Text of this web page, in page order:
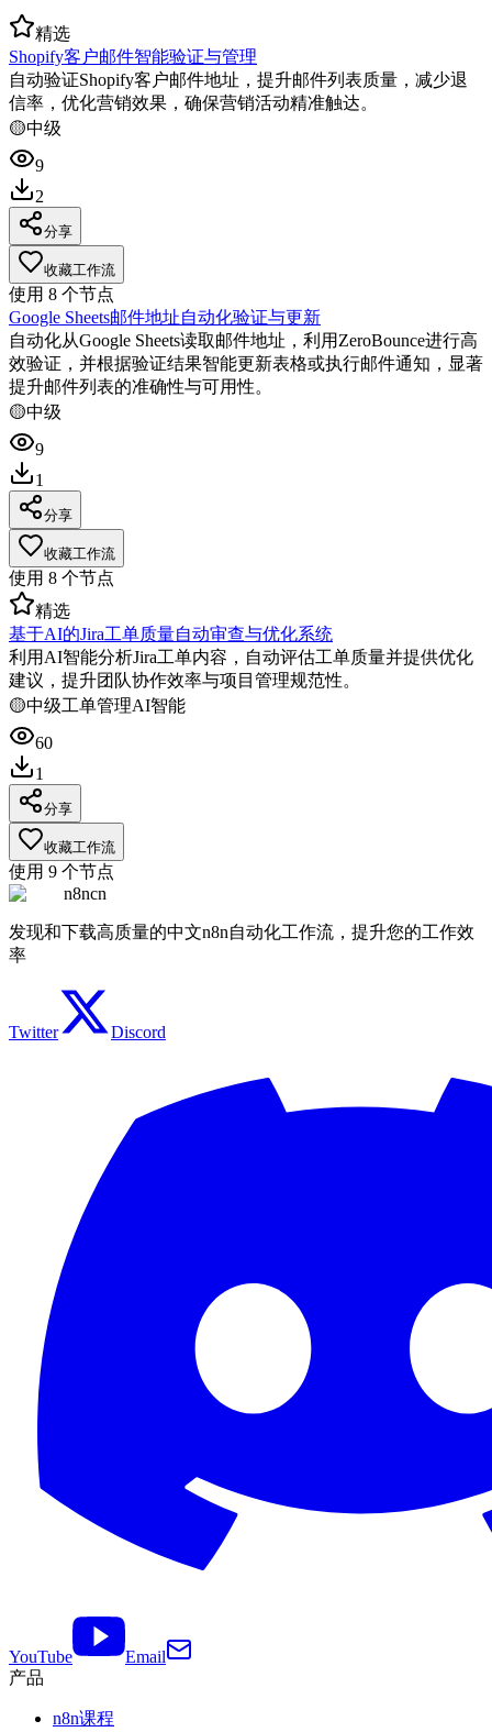
精选
Shopify客户邮件智能验证与管理
自动验证Shopify客户邮件地址，提升邮件列表质量，减少退
信率，优化营销效果，确保营销活动精准触达。
🟡中级
9
2
分享
收藏工作流
使用 8 个节点
Google Sheets邮件地址自动化验证与更新
自动化从Google Sheets读取邮件地址，利用ZeroBounce进行高
效验证，并根据验证结果智能更新表格或执行邮件通知，显著
提升邮件列表的准确性与可用性。
🟡中级
9
1
分享
收藏工作流
使用 8 个节点
精选
基于AI的Jira工单质量自动审查与优化系统
利用AI智能分析Jira工单内容，自动评估工单质量并提供优化
建议，提升团队协作效率与项目管理规范性。
🟡中级工单管理AI智能
60
1
分享
收藏工作流
使用 9 个节点
n8ncn
发现和下载高质量的中文n8n自动化工作流，提升您的工作效
率
Twitter Discord
YouTube
Email
产品
n8n课程